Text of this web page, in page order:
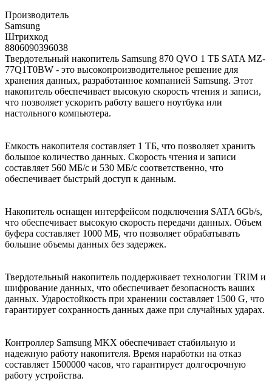
Производитель
Samsung
Штрихкод
8806090396038
Твердотельный накопитель Samsung 870 QVO 1 ТБ SATA MZ-
77Q1T0BW - это высокопроизводительное решение для
хранения данных, разработанное компанией Samsung. Этот
накопитель обеспечивает высокую скорость чтения и записи,
что позволяет ускорить работу вашего ноутбука или
настольного компьютера.
Емкость накопителя составляет 1 ТБ, что позволяет хранить
большое количество данных. Скорость чтения и записи
составляет 560 МБ/с и 530 МБ/с соответственно, что
обеспечивает быстрый доступ к данным.
Накопитель оснащен интерфейсом подключения SATA 6Gb/s,
что обеспечивает высокую скорость передачи данных. Объем
буфера составляет 1000 МБ, что позволяет обрабатывать
большие объемы данных без задержек.
Твердотельный накопитель поддерживает технологии TRIM и
шифрование данных, что обеспечивает безопасность ваших
данных. Ударостойкость при хранении составляет 1500 G, что
гарантирует сохранность данных даже при случайных ударах.
Контроллер Samsung MKX обеспечивает стабильную и
надежную работу накопителя. Время наработки на отказ
составляет 1500000 часов, что гарантирует долгосрочную
работу устройства.